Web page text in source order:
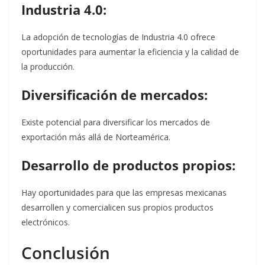
Industria 4.0:
La adopción de tecnologías de Industria 4.0 ofrece
oportunidades para aumentar la eficiencia y la calidad de
la producción.
Diversificación de mercados:
Existe potencial para diversificar los mercados de
exportación más allá de Norteamérica.
Desarrollo de productos propios:
Hay oportunidades para que las empresas mexicanas
desarrollen y comercialicen sus propios productos
electrónicos.
Conclusión